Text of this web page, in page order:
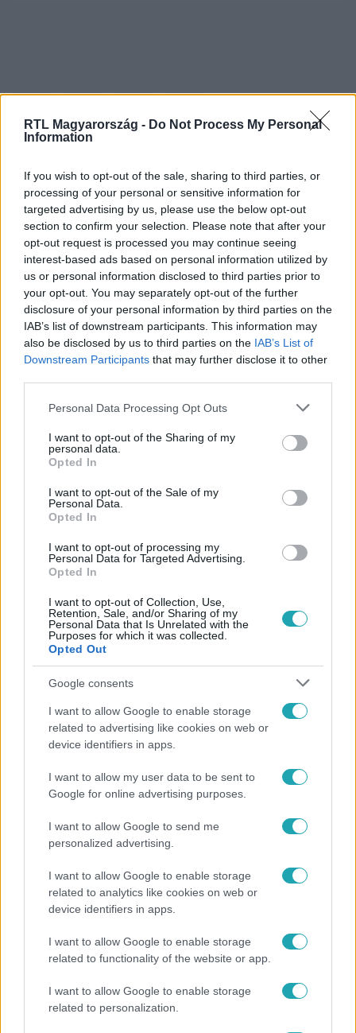
RTL Magyarország - Do Not Process My Personal
Information
If you wish to opt-out of the sale, sharing to third parties, or
processing of your personal or sensitive information for
targeted advertising by us, please use the below opt-out
section to confirm your selection. Please note that after your
opt-out request is processed you may continue seeing
interest-based ads based on personal information utilized by
us or personal information disclosed to third parties prior to
your opt-out. You may separately opt-out of the further
disclosure of your personal information by third parties on the
IAB’s list of downstream participants. This information may
also be disclosed by us to third parties on the IAB’s List of
Downstream Participants that may further disclose it to other
Please note that this website/app uses one or more Google
not limited to your visit or usage behaviour. You may click to
grant or deny consent to Google and its third-party tags to
use your data for below specified purposes in below Google
consent section.
Personal Data Processing Opt Outs
I want to opt-out of the Sharing of my
personal data.
Opted In
I want to opt-out of the Sale of my
Personal Data.
Opted In
I want to opt-out of processing my
Personal Data for Targeted Advertising.
Opted In
I want to opt-out of Collection, Use,
Retention, Sale, and/or Sharing of my
Personal Data that Is Unrelated with the
Purposes for which it was collected.
Opted Out
Google consents
I want to allow Google to enable storage
related to advertising like cookies on web or
device identifiers in apps.
I want to allow my user data to be sent to
Google for online advertising purposes.
I want to allow Google to send me
personalized advertising.
I want to allow Google to enable storage
related to analytics like cookies on web or
device identifiers in apps.
I want to allow Google to enable storage
related to functionality of the website or app.
I want to allow Google to enable storage
related to personalization.
Kövess minket, és értesülj a friss hírekről a
Facebookon is!
Követem
#VALÓVILÁG # ADÁSRÉSZLETEK VALÓVILÁG11
#VV11 #11. ÉVAD #104. RÉSZ #VV RICO
VV LISSZA #VV RENI # KÁVÉZÓ
Népszerű
17:49
hőerőmű egykori központja